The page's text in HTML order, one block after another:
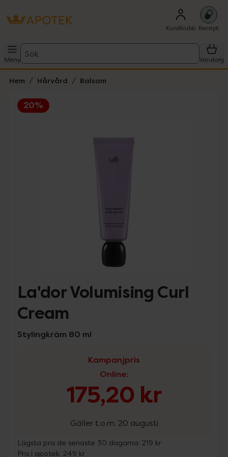
Kundklubb Recept
Meny
Sök
Varukorg
Hem Hårvård Balsam
20%
La'dor Volumising Curl
Cream
Stylingkräm 80 ml
Kampanjpris
Online:
175,20 kr
Gäller t.o.m. 20 augusti
Lägsta pris de senaste 30 dagarna: 219 kr
Pris i apotek: 249 kr